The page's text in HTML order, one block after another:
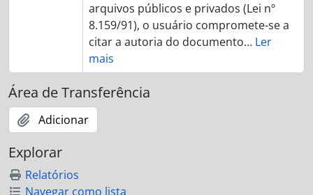
arquivos públicos e privados (Lei nº
8.159/91), o usuário compromete-se a
citar a autoria do documento… Ler
mais
Área de Transferência
Adicionar
Explorar
Relatórios
Navegar como lista